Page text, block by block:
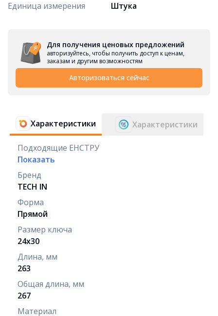
Единица измерения
Штука
Для получения ценовых предложений
авторизуйтесь, чтобы получить доступ к ценам,
заказам и другим возможностям
Авторизоваться сейчас
Характеристики Характеристики
Подходящие ЕНСТРУ
Показать
Бренд
TECH IN
Форма
Прямой
Размер ключа
24х30
Длина, мм
263
Общая длина, мм
267
Материал